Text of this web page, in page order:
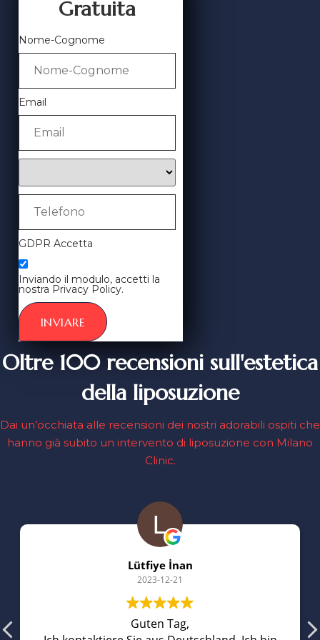
Gratuita
Nome-Cognome
Email
GDPR Accetta
Inviando il modulo, accetti la
nostra Privacy Policy.
INVIARE
Oltre 100 recensioni sull'estetica
della liposuzione
Dai un’occhiata alle recensioni dei nostri adorabili ospiti che
hanno già subito un intervento di liposuzione con Milano
Clinic.
Lütfiye İnan
2023-12-21
Guten Tag,